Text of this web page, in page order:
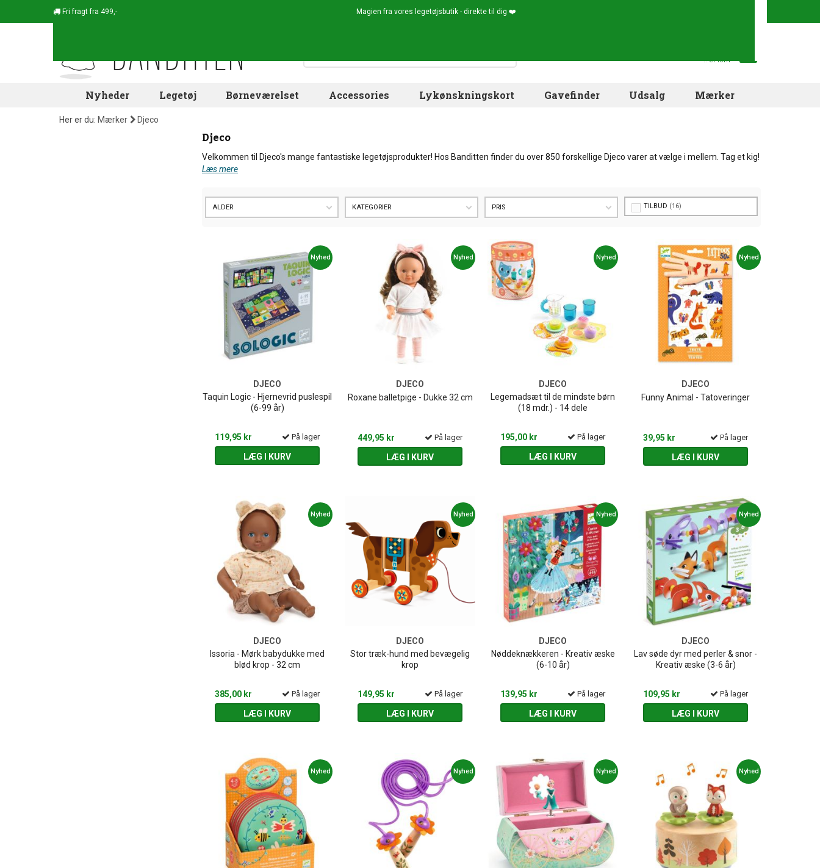
Fri fragt fra 499,- Magien fra vores legetøjsbutik - direkte til dig ❤️
.. er tom
Nyheder Legetøj Børneværelset Accessories Lykønskningskort Gavefinder Udsalg Mærker
Her er du: Mærker Djeco
Djeco
Velkommen til Djeco's mange fantastiske legetøjsprodukter! Hos Banditten finder du over 850 forskellige Djeco varer at vælge i mellem. Tag et kig!
Læs mere
ALDER KATEGORIER PRIS TILBUD 16
Nyhed
DJECO
Taquin Logic - Hjernevrid puslespil
(6-99 år)
119,95 kr På lager
LÆG I KURV
Nyhed
DJECO
Roxane balletpige - Dukke 32 cm
449,95 kr På lager
LÆG I KURV
Nyhed
DJECO
Legemadsæt til de mindste børn
(18 mdr.) - 14 dele
195,00 kr På lager
LÆG I KURV
Nyhed
DJECO
Funny Animal - Tatoveringer
39,95 kr På lager
LÆG I KURV
Nyhed
DJECO
Issoria - Mørk babydukke med
blød krop - 32 cm
385,00 kr På lager
LÆG I KURV
Nyhed
DJECO
Stor træk-hund med bevægelig
krop
149,95 kr På lager
LÆG I KURV
Nyhed
DJECO
Nøddeknækkeren - Kreativ æske
(6-10 år)
139,95 kr På lager
LÆG I KURV
Nyhed
DJECO
Lav søde dyr med perler & snor -
Kreativ æske (3-6 år)
109,95 kr På lager
LÆG I KURV
Nyhed Nyhed Nyhed Nyhed